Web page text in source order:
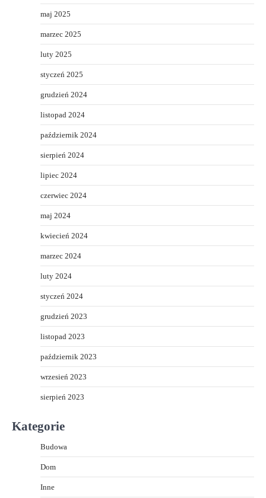
maj 2025
marzec 2025
luty 2025
styczeń 2025
grudzień 2024
listopad 2024
październik 2024
sierpień 2024
lipiec 2024
czerwiec 2024
maj 2024
kwiecień 2024
marzec 2024
luty 2024
styczeń 2024
grudzień 2023
listopad 2023
październik 2023
wrzesień 2023
sierpień 2023
Kategorie
Budowa
Dom
Inne